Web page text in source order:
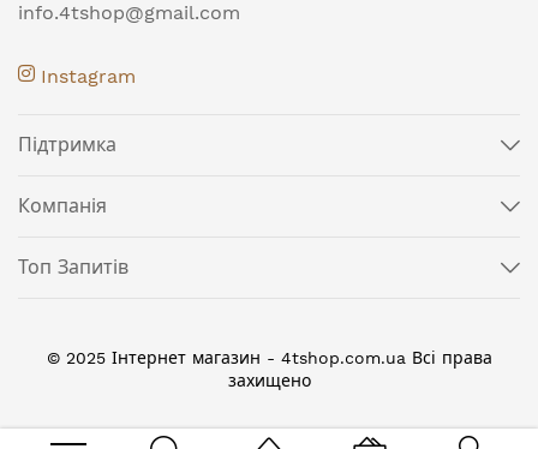
info.4tshop@gmail.com
Instagram
Підтримка
Компанія
Топ Запитів
© 2025 Інтернет магазин - 4tshop.com.ua Всі права
захищено